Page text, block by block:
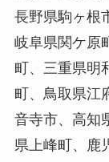
長野県駒ヶ根
岐阜県関ケ原
町、三重県明
町、鳥取県江
音寺市、高知
県上峰町、鹿